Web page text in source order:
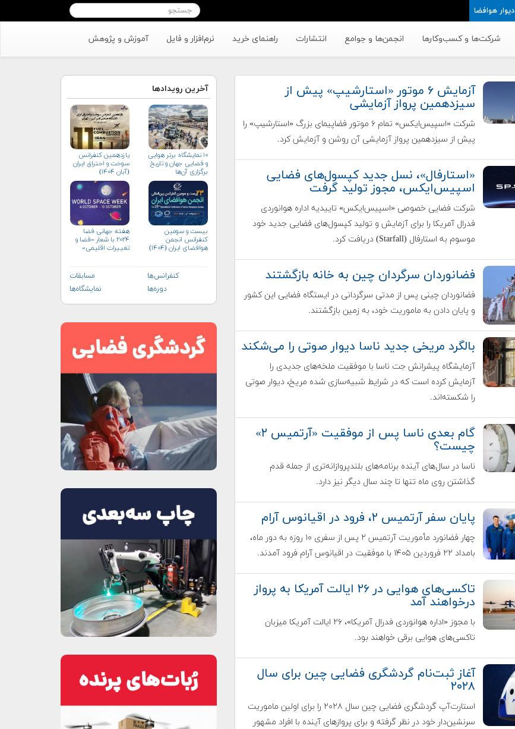
دیوار هوافضا
شرکت‌ها و کسب‌وکار‌ها انجمن‌ها و جوامع انتشارات راهنمای خرید نرم‌افزار و فایل آموزش و پژوهش
آزمایش ۶ موتور «استارشیپ» پیش از
سیزدهمین پرواز آزمایشی
شرکت «اسپیس‌ایکس» تمام ۶ موتور فضاپیمای بزرگ «استارشیپ» را
پیش از سیزدهمین پرواز آزمایشی آن روشن و آزمایش کرد.
«استارفال»، نسل جدید کپسول‌های فضایی
اسپیس‌ایکس، مجوز تولید گرفت
شرکت فضایی خصوصی «اسپیس‌ایکس» تاییدیه اداره هوانوردی
فدرال آمریکا را برای آزمایش و تولید کپسول‌های فضایی جدید خود
موسوم به استارفال (Starfall) دریافت کرد.
فضانوردان سرگردان چین به خانه بازگشتند
فضانوردان چینی پس از مدتی سرگردانی در ایستگاه فضایی این کشور
و پایان دادن به ماموریت خود، به زمین بازگشتند.
بالگرد مریخی جدید ناسا دیوار صوتی را می‌شکند
آزمایشگاه پیشرانش جت ناسا با موفقیت ملخه‌های جدیدی را
آزمایش کرده است که در شرایط شبیه‌سازی شده مریخ، دیوار صوتی
را شکسته‌اند.
گام بعدی ناسا پس از موفقیت «آرتمیس ۲»
چیست؟
ناسا در سال‌های آینده برنامه‌های بلندپروازانه‌تری از جمله قدم
گذاشتن روی ماه تنها تا چند سال دیگر نیز دارد.
پایان سفر آرتمیس ۲، فرود در اقیانوس آرام
چهار فضانورد مأموریت آرتمیس ۲ پس از سفری ۱۰ روزه به دور ماه،
بامداد ۲۲ فروردین ۱۴۰۵ با موفقیت در اقیانوس آرام فرود آمدند.
تاکسی‌های هوایی در ۲۶ ایالت آمریکا به پرواز
درخواهند آمد
با مجوز «اداره هوانوردی فدرال آمریکا»، ۲۶ ایالت آمریکا میزبان
تاکسی‌های هوایی برقی خواهند بود.
آغاز ثبت‌نام گردشگری فضایی چین برای سال
۲۰۲۸
استارت‌آپ گردشگری فضایی چین سال ۲۰۲۸ را برای اولین ماموریت
سرنشین‌دار خود در نظر گرفته و برای پروازهای آینده با افراد مشهور
آخرین رویدادها
۱۰ نمایشگاه برتر هوایی
و فضایی جهان و تاریخ
برگزاری آن‌ها
یازدهمین کنفرانس
سوخت و احتراق ایران
(آبان‌ ۱۴۰۴)
بیست و سومین
کنفرانس انجمن
هوافضای ايران (۱۴۰۴)
هفته جهانی فضا
۲۰۲۴ با شعار «فضا و
تغییرات اقلیمی»
کنفرانس‌ها
مسابقات
دوره‌ها
نمایشگاه‌ها